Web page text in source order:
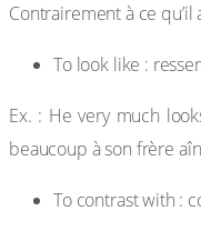
Contrairement à ce qu’il
To look like :
Ex. : He very much
beaucoup à son frère
To contrast with :